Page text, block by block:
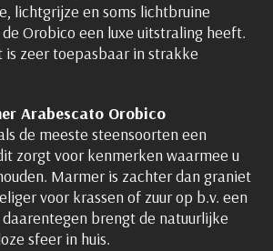
lichtgrijze en soms lichtbruine
Orobico een luxe uitstraling heeft.
is zeer toepasbaar in strakke
Arabescato Orobico
de meeste steensoorten een
zorgt voor kenmerken waarmee u
Marmer is zachter dan graniet
voor krassen of zuur op b.v. een
brengt de natuurlijke
sfeer in huis.